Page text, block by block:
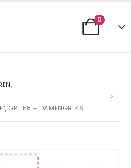
0
,
GR. 158 – DAMENGR. 46